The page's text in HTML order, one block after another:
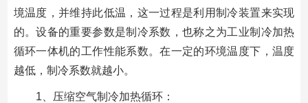
境温度，并维持此低温，这一过程是利用制冷装置来实现
的。设备的重要参数是制冷系数，也称之为工业制冷加热
循环一体机的工作性能系数。在一定的环境温度下，温度
越低，制冷系数就越小。
1、压缩空气制冷加热循环：